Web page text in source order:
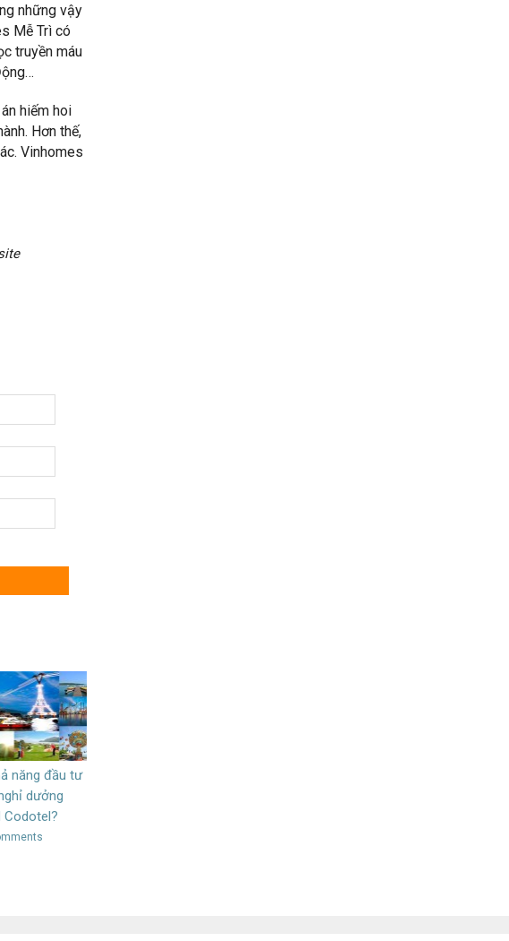
những vậy
Mễ Trì có
truyền máu
hiếm hoi
Hơn thế,
Vinhomes
năng đầu tư
dưởng
Codotel?